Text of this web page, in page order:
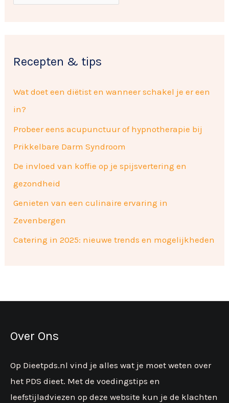
p
Recepten & tips
Wat doet een diëtist en wanneer schakel je er een
in?
Probeer eens acupunctuur of hypnotherapie bij
Prikkelbare Darm Syndroom
De invloed van koffie op je spijsvertering en
gezondheid
Genieten van een culinaire ervaring in
Zevenbergen
Catering in 2025: nieuwe trends en mogelijkheden
Over Ons
Op Dieetpds.nl vind je alles wat je moet weten over
het PDS dieet. Met de voedingstips en
leefstijladviezen op deze website kun je de klachten